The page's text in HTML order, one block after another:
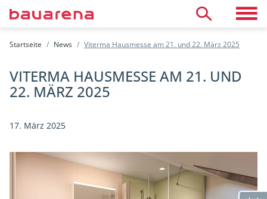
Suche
Neutrale Beratung Aussteller finden
Startseite News Viterma Hausmesse am 21. und 22. März 2025
VITERMA HAUSMESSE AM 21. UND
22. MÄRZ 2025
17. März 2025